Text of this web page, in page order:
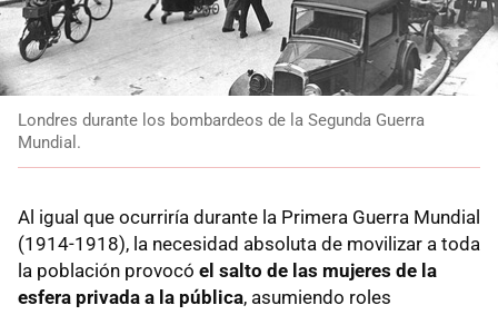
Londres durante los bombardeos de la Segunda Guerra
Mundial.
Al igual que ocurriría durante la Primera Guerra Mundial
(1914-1918), la necesidad absoluta de movilizar a toda
la población provocó el salto de las mujeres de la
esfera privada a la pública, asumiendo roles